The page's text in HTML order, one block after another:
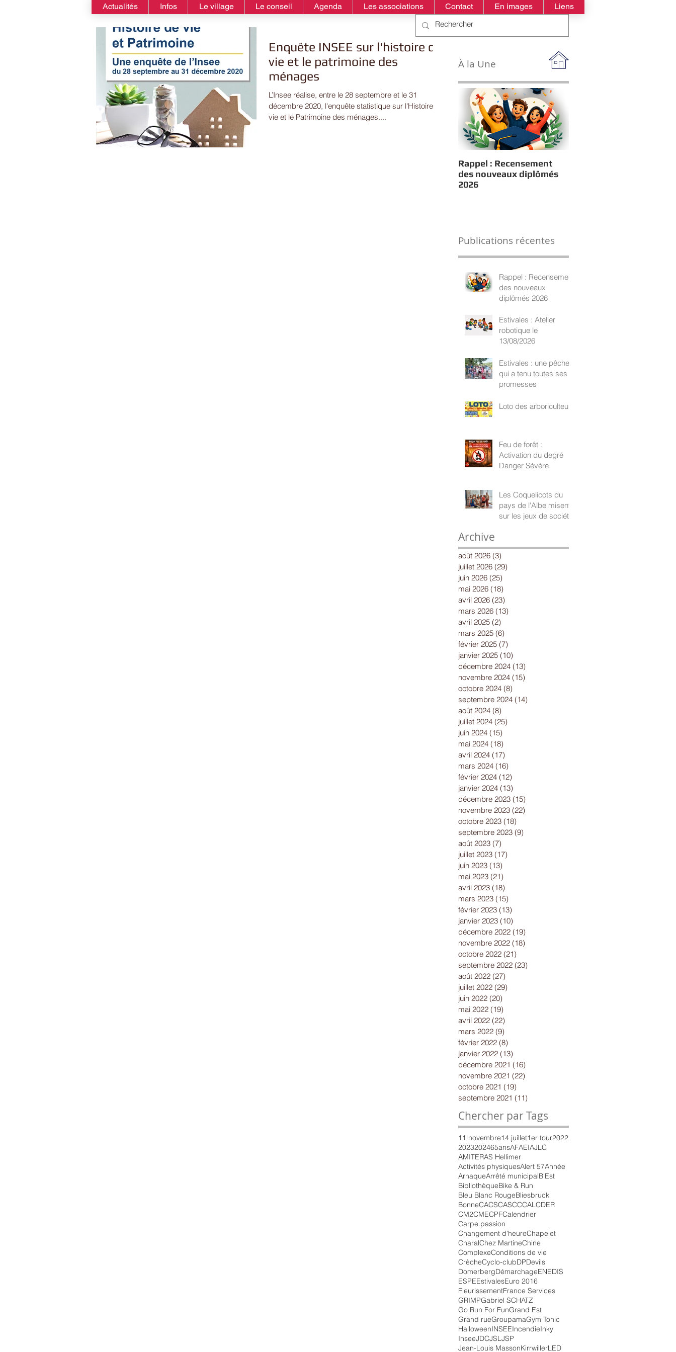
Actualités Infos Le village Le conseil Agenda Les associations Contact En images Liens
Enquête INSEE sur l'histoire de
vie et le patrimoine des
ménages
L’Insee réalise, entre le 28 septembre et le 31
décembre 2020, l'enquête statistique sur l'Histoire de
vie et le Patrimoine des ménages....
À la Une
Rappel : Recensement
des nouveaux diplômés
2026
Publications récentes
Rappel : Recensement
des nouveaux
diplômés 2026
Estivales : Atelier
robotique le
13/08/2026
Estivales : une pêche
qui a tenu toutes ses
promesses
Loto des arboriculteurs
Feu de forêt :
Activation du degré
Danger Sévère
Les Coquelicots du
pays de l'Albe misent
sur les jeux de société
Archive
août 2026 (3)
juillet 2026 (29)
juin 2026 (25)
mai 2026 (18)
avril 2026 (23)
mars 2026 (13)
avril 2025 (2)
mars 2025 (6)
février 2025 (7)
janvier 2025 (10)
décembre 2024 (13)
novembre 2024 (15)
octobre 2024 (8)
septembre 2024 (14)
août 2024 (8)
juillet 2024 (25)
juin 2024 (15)
mai 2024 (18)
avril 2024 (17)
mars 2024 (16)
février 2024 (12)
janvier 2024 (13)
décembre 2023 (15)
novembre 2023 (22)
octobre 2023 (18)
septembre 2023 (9)
août 2023 (7)
juillet 2023 (17)
juin 2023 (13)
mai 2023 (21)
avril 2023 (18)
mars 2023 (15)
février 2023 (13)
janvier 2023 (10)
décembre 2022 (19)
novembre 2022 (18)
octobre 2022 (21)
septembre 2022 (23)
août 2022 (27)
juillet 2022 (29)
juin 2022 (20)
mai 2022 (19)
avril 2022 (22)
mars 2022 (9)
février 2022 (8)
janvier 2022 (13)
décembre 2021 (16)
novembre 2021 (22)
octobre 2021 (19)
septembre 2021 (11)
Chercher par Tags
11 novembre14 juillet1er tour2022
2023202465ansAFAEIAJLC
AMITERAS Hellimer
Activités physiquesAlert 57Année
ArnaqueArrêté municipalB'Est
BibliothèqueBike & Run
Bleu Blanc RougeBliesbruck
BonneCACSCASCCCALCDER
CM2CMECPFCalendrier
Carpe passion
Changement d'heureChapelet
CharalChez MartineChine
ComplexeConditions de vie
CrècheCyclo-clubDPDevils
DomerbergDémarchageENEDIS
ESPEEstivalesEuro 2016
FleurissementFrance Services
GRIMPGabriel SCHATZ
Go Run For FunGrand Est
Grand rueGroupamaGym Tonic
HalloweenINSEEIncendieInky
InseeJDCJSLJSP
Jean-Louis MassonKirrwillerLED